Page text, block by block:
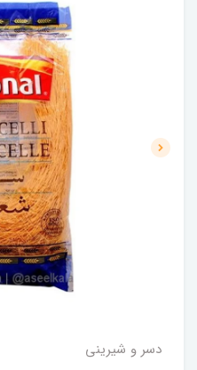
دسر و شیرینی